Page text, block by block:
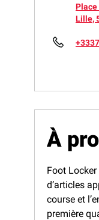
Place
Lille,
À
Foot
d’articles
course et
première